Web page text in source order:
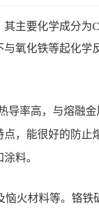
主要化学成分为
氧化铁等起化学
率高，与熔融
，能很好的防止
料。
火材料等。铬铁